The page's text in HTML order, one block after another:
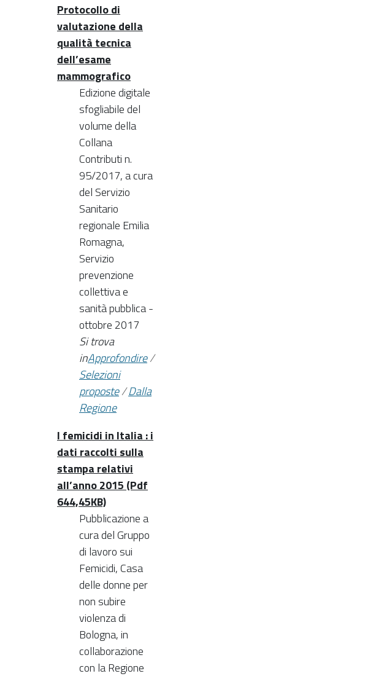
Protocollo di
valutazione della
qualità tecnica
dell’esame
mammografico
Edizione digitale
sfogliabile del
volume della
Collana
Contributi n.
95/2017, a cura
del Servizio
Sanitario
regionale Emilia
Romagna,
Servizio
prevenzione
collettiva e
sanità pubblica -
ottobre 2017
Si trova
inApprofondire/
Selezioni
proposte/Dalla
Regione
I femicidi in Italia : i
dati raccolti sulla
stampa relativi
all’anno 2015 (Pdf
644,45KB)
Pubblicazione a
cura del Gruppo
di lavoro sui
Femicidi, Casa
delle donne per
non subire
violenza di
Bologna, in
collaborazione
con la Regione